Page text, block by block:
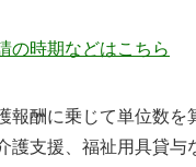
の時期などはこちら
報酬に乗じて単位数
護支援、福祉用具貸与